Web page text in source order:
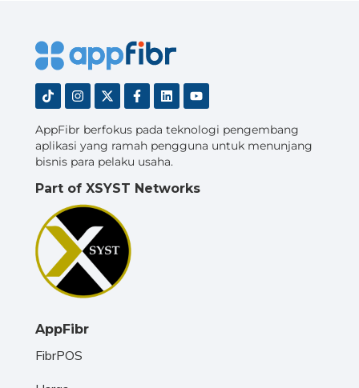
AppFibr berfokus pada teknologi pengembang
bisnis para pelaku usaha.
Part of XSYST Networks
FibrPOS
Harga